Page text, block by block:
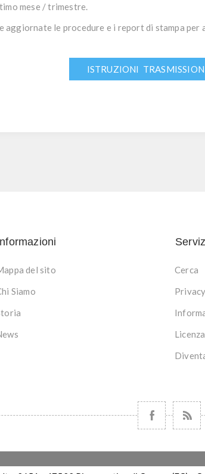
mese / trimestre.
aggiornate le procedure e i report di stampa
ISTRUZIONI
del sito
Siamo
Cerca